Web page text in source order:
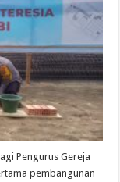
Pengurus Gereja
pembangunan